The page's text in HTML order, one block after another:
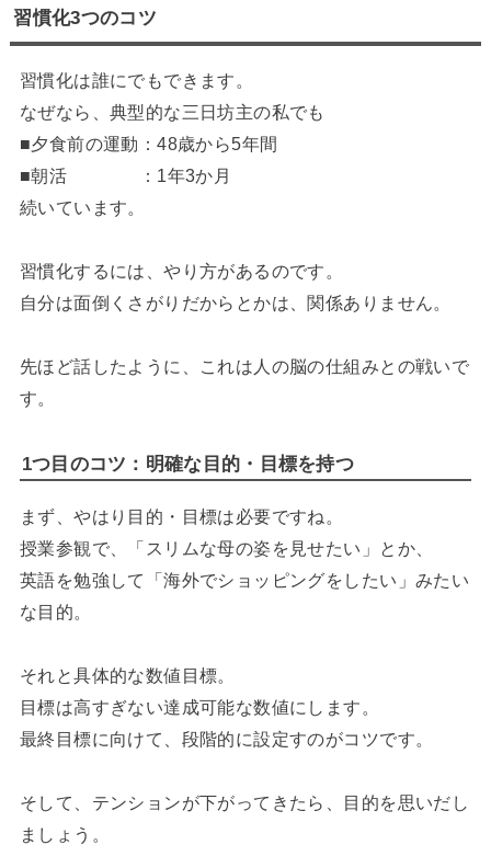
習慣化3つのコツ
習慣化は誰にでもできます。
なぜなら、典型的な三日坊主の私でも
■夕食前の運動：48歳から5年間
■朝活 ：1年3か月
続いています。
習慣化するには、やり方があるのです。
自分は面倒くさがりだからとかは、関係ありません。
先ほど話したように、これは人の脳の仕組みとの戦いで
す。
1つ目のコツ：明確な目的・目標を持つ
まず、やはり目的・目標は必要ですね。
授業参観で、「スリムな母の姿を見せたい」とか、
英語を勉強して「海外でショッピングをしたい」みたい
な目的。
それと具体的な数値目標。
目標は高すぎない達成可能な数値にします。
最終目標に向けて、段階的に設定すのがコツです。
そして、テンションが下がってきたら、目的を思いだし
ましょう。